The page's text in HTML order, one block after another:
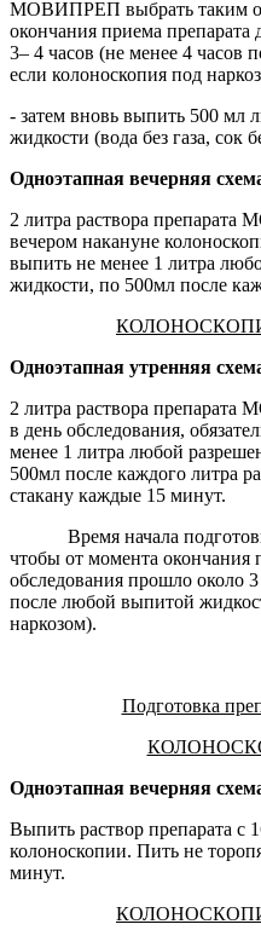
МОВИПРЕП выбрать таким
окончания приема препарата
3– 4 часов (не менее 4 часов
если колоноскопия под
- затем вновь выпить 500 мл
жидкости (вода без газа, сок
Одноэтапная вечерняя
2 литра раствора
вечером накануне
выпить не менее 1 литра
жидкости, по 500мл после
Одноэтапная утренняя
2 литра раствора
в день обследования,
менее 1 литра любой
500мл после каждого литра
стакану каждые 15 минут.
Время начала
чтобы от момента окончания
обследования прошло около
после любой выпитой
наркозом).
Подготовка
Одноэтапная вечерняя
Выпить раствор препарата с
колоноскопии. Пить не
минут.